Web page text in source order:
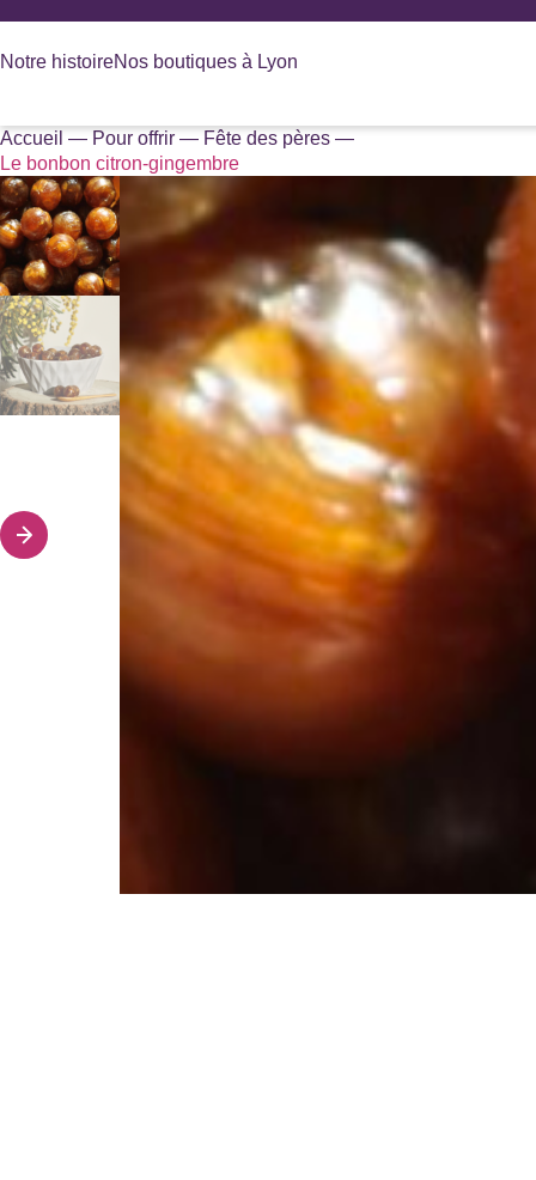
Notre histoireNos boutiques à Lyon
Accueil — Pour offrir — Fête des pères —
Le bonbon citron-gingembre